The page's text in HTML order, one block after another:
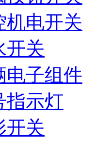
机电开关
开关
电子组件
指示灯
开关